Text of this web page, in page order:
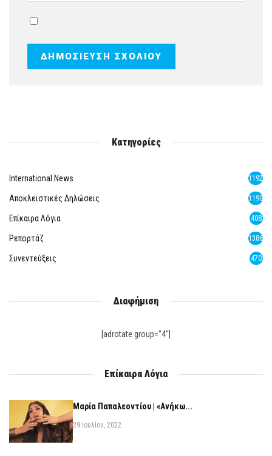
Κατηγορίες
International News 1192
Αποκλειστικές Δηλώσεις 1190
Επίκαιρα Λόγια 408
Ρεπορτάζ 1386
Συνεντεύξεις 470
Διαφήμιση
[adrotate group="4"]
Επίκαιρα Λόγια
Μαρία Παπαλεοντίου | «Ανήκω...
29 Ιουλίου, 2022